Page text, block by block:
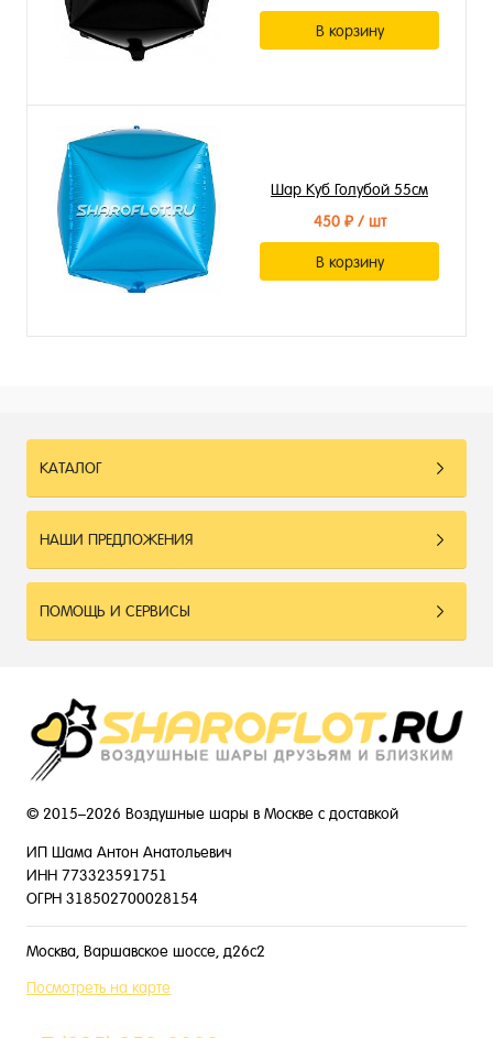
В корзину
Шар Куб Голубой 55см
450 ₽/ шт
В корзину
КАТАЛОГ
НАШИ ПРЕДЛОЖЕНИЯ
ПОМОЩЬ И СЕРВИСЫ
© 2015–2026 Воздушные шары в Москве с доставкой
ИП Шама Антон Анатольевич
ИНН 773323591751
ОГРН 318502700028154
Москва, Варшавское шоссе, д26с2
Посмотреть на карте